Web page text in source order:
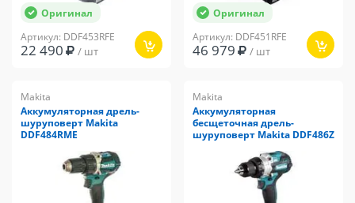
Оригинал
Артикул: DDF453RFE
22 490 / шт
Оригинал
Артикул: DDF451RFE
46 979 / шт
Makita
Аккумуляторная дрель-
шуруповерт Makita
DDF484RME
Makita
Аккумуляторная
бесщеточная дрель-
шуруповерт Makita DDF486Z